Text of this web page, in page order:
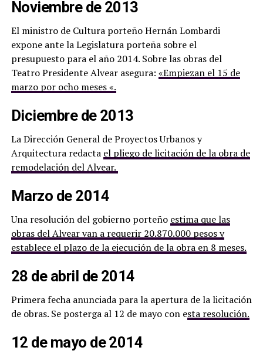
Noviembre de 2013
El ministro de Cultura porteño Hernán Lombardi
expone ante la Legislatura porteña sobre el
presupuesto para el año 2014. Sobre las obras del
Teatro Presidente Alvear asegura: «Empiezan el 15 de
marzo por ocho meses «.
Diciembre de 2013
La Dirección General de Proyectos Urbanos y
Arquitectura redacta el pliego de licitación de la obra de
remodelación del Alvear.
Marzo de 2014
Una resolución del gobierno porteño estima que las
obras del Alvear van a requerir 20.870.000 pesos y
establece el plazo de la ejecución de la obra en 8 meses.
28 de abril de 2014
Primera fecha anunciada para la apertura de la licitación
de obras. Se posterga al 12 de mayo con esta resolución.
12 de mayo de 2014